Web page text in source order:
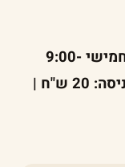
מרכז המבקרים של במבה | ראשון-חמישי 9:00-
19:00 שישי 9:00-14:00 | מחיר כניסה: 20 ש"ח |